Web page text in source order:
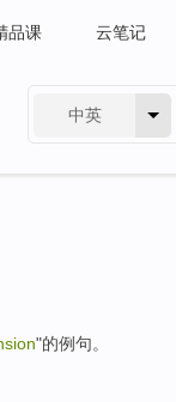
品课 云笔记
中英
"的例句。